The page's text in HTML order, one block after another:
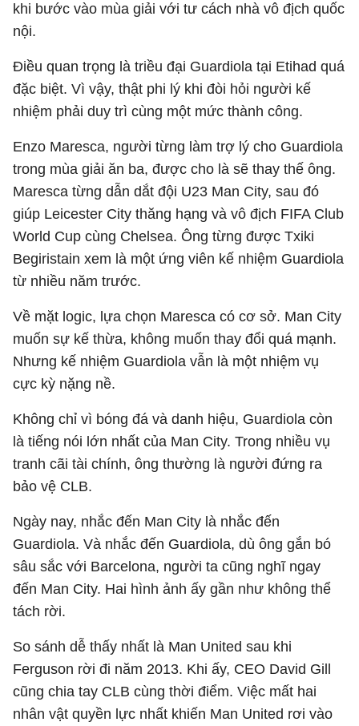
khi bước vào mùa giải với tư cách nhà vô địch quốc
nội.
Điều quan trọng là triều đại Guardiola tại Etihad quá
đặc biệt. Vì vậy, thật phi lý khi đòi hỏi người kế
nhiệm phải duy trì cùng một mức thành công.
Enzo Maresca, người từng làm trợ lý cho Guardiola
trong mùa giải ăn ba, được cho là sẽ thay thế ông.
Maresca từng dẫn dắt đội U23 Man City, sau đó
giúp Leicester City thăng hạng và vô địch FIFA Club
World Cup cùng Chelsea. Ông từng được Txiki
Begiristain xem là một ứng viên kế nhiệm Guardiola
từ nhiều năm trước.
Về mặt logic, lựa chọn Maresca có cơ sở. Man City
muốn sự kế thừa, không muốn thay đổi quá mạnh.
Nhưng kế nhiệm Guardiola vẫn là một nhiệm vụ
cực kỳ nặng nề.
Không chỉ vì bóng đá và danh hiệu, Guardiola còn
là tiếng nói lớn nhất của Man City. Trong nhiều vụ
tranh cãi tài chính, ông thường là người đứng ra
bảo vệ CLB.
Ngày nay, nhắc đến Man City là nhắc đến
Guardiola. Và nhắc đến Guardiola, dù ông gắn bó
sâu sắc với Barcelona, người ta cũng nghĩ ngay
đến Man City. Hai hình ảnh ấy gần như không thể
tách rời.
So sánh dễ thấy nhất là Man United sau khi
Ferguson rời đi năm 2013. Khi ấy, CEO David Gill
cũng chia tay CLB cùng thời điểm. Việc mất hai
nhân vật quyền lực nhất khiến Man United rơi vào